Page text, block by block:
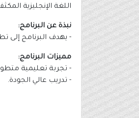
اللغة الإنجليزية
نبذة عن البرنامج:
- يهدف البرنامج إلى
مميزات البرنامج:
- تجربة تعليمية
- تدريب عالي الجودة.